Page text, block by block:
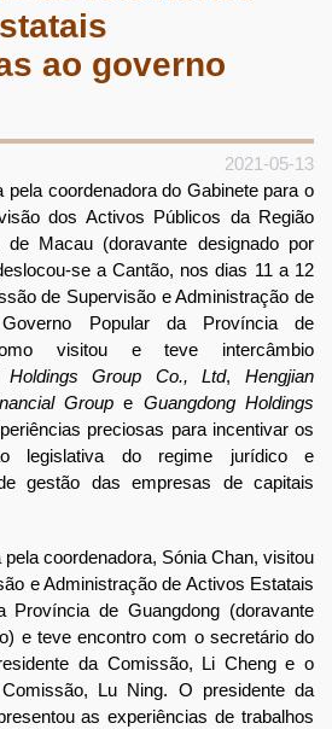
ao governo
2021-05-13
coordenadora do Gabinete para o
dos Activos Públicos da Região
de Macau (doravante designado por
se a Cantão, nos dias 11 a 12
de Supervisão e Administração de
Popular da Província de
visitou e teve intercâmbio
Holdings Group Co., Ltd,Hengjian
Group e Guangdong Holdings
preciosas para incentivar os
legislativa do regime jurídico e
gestão das empresas de capitais
coordenadora, Sónia Chan, visitou
e Administração de Activos Estatais
Província de Guangdong (doravante
e teve encontro com o secretário do
da Comissão, Li Cheng e o
Lu Ning. O presidente da
as experiências de trabalhos